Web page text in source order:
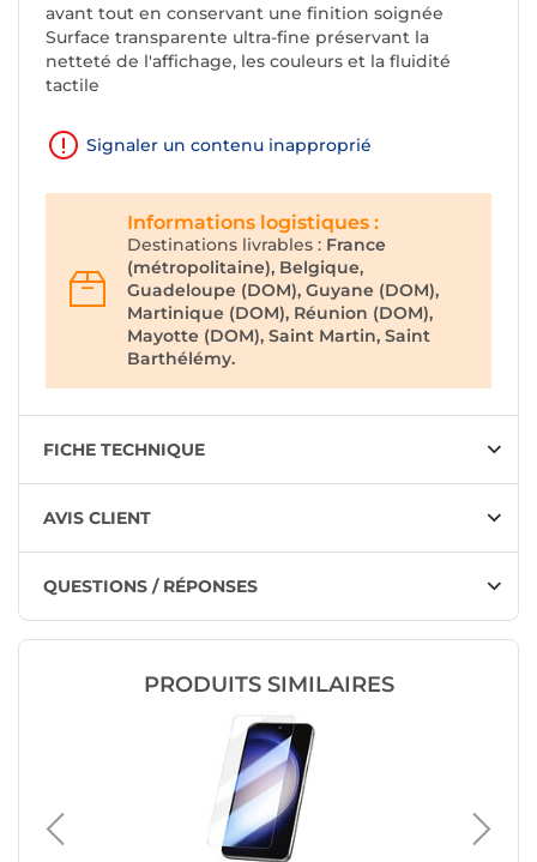
avant tout en conservant une finition soignée
Surface transparente ultra-fine préservant la
netteté de l'affichage, les couleurs et la fluidité
tactile
Signaler un contenu inapproprié
Informations logistiques :
Destinations livrables : France
(métropolitaine), Belgique,
Guadeloupe (DOM), Guyane (DOM),
Martinique (DOM), Réunion (DOM),
Mayotte (DOM), Saint Martin, Saint
Barthélémy.
FICHE TECHNIQUE
AVIS CLIENT
QUESTIONS / RÉPONSES
PRODUITS SIMILAIRES